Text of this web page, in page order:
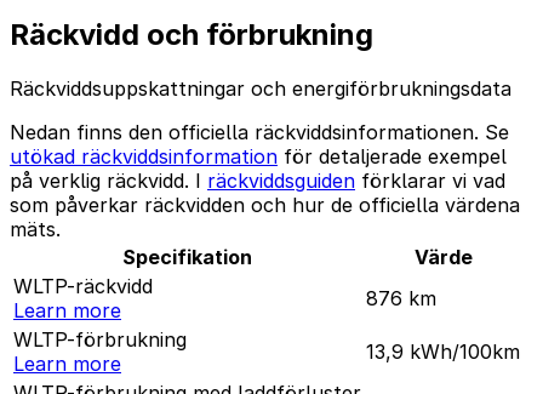
Räckvidd och förbrukning
Räckviddsuppskattningar och energiförbrukningsdata
Nedan finns den officiella räckviddsinformationen. Se
utökad räckviddsinformation för detaljerade exempel
på verklig räckvidd. I räckviddsguiden förklarar vi vad
som påverkar räckvidden och hur de officiella värdena
mäts.
Specifikation
Värde
WLTP-räckvidd
Learn more
876 km
WLTP-förbrukning
Learn more
13,9 kWh/100km